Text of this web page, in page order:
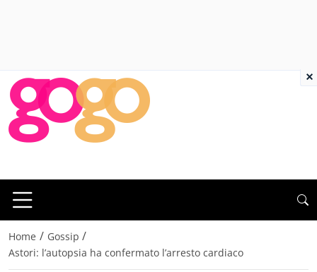
Home / Gossip /
Astori: l’autopsia ha confermato l’arresto cardiaco
×